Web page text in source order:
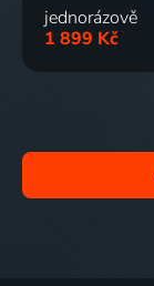
jednorázově
1 899 Kč